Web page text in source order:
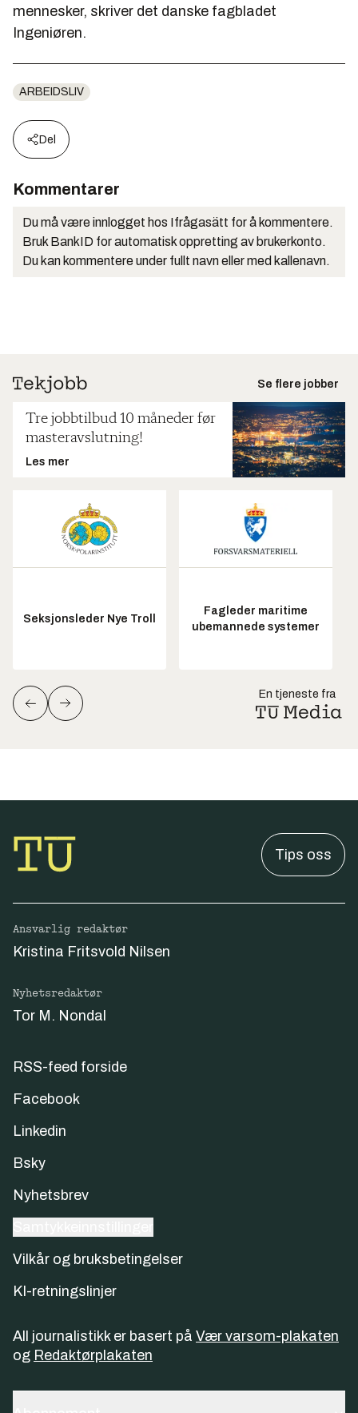
mennesker, skriver det danske fagbladet
Ingeniøren.
ARBEIDSLIV
Del
Kommentarer
Du må være innlogget hos Ifrågasätt for å kommentere.
Bruk BankID for automatisk oppretting av brukerkonto.
Du kan kommentere under fullt navn eller med kallenavn.
Se flere jobber
Tre jobbtilbud 10 måneder før
masteravslutning!
Les mer
Seksjonsleder Nye Troll
Fagleder maritime
ubemannede systemer
En tjeneste fra
Tips oss
Ansvarlig redaktør
Kristina Fritsvold Nilsen
Nyhetsredaktør
Tor M. Nondal
RSS-feed forside
Facebook
Linkedin
Bsky
Nyhetsbrev
Vilkår og bruksbetingelser
KI-retningslinjer
All journalistikk er basert på Vær varsom-plakaten
og Redaktørplakaten